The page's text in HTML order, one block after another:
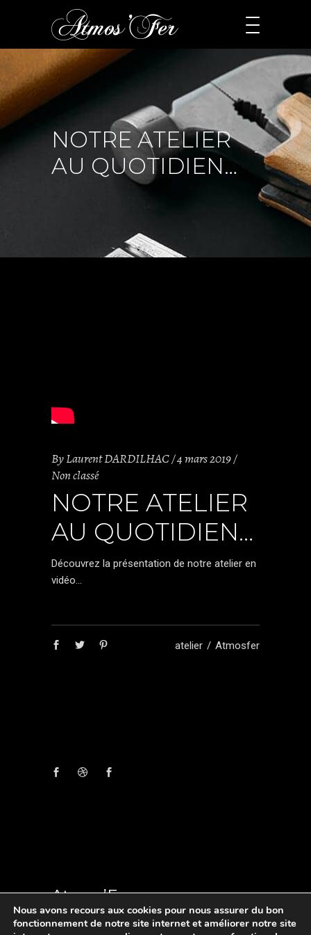
NOTRE ATELIER
AU QUOTIDIEN…
ByLaurent DARDILHAC 4 mars 2019
Non classé
NOTRE ATELIER
AU QUOTIDIEN…
Découvrez la présentation de notre atelier en
vidéo…
atelier Atmosfer
Atmos’Fer
Nous avons recours aux cookies pour nous assurer du bon
fonctionnement de notre site internet et améliorer notre site